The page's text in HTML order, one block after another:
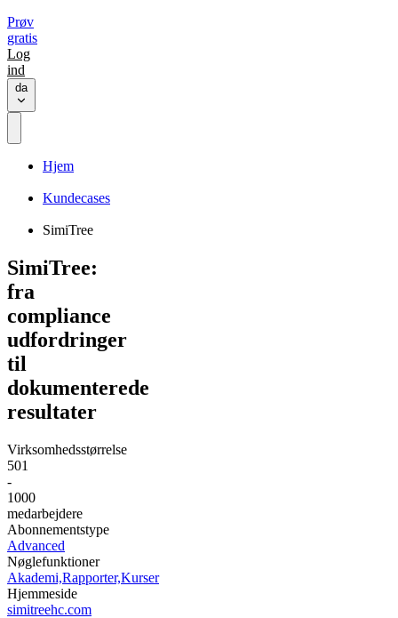
Prøv
gratis
Log
ind
da
Hjem
Kundecases
SimiTree
SimiTree:
fra
compliance
udfordringer
til
dokumenterede
resultater
Virksomhedsstørrelse
501
-
1000
medarbejdere
Abonnementstype
Advanced
Nøglefunktioner
Akademi,Rapporter,Kurser
Hjemmeside
simitreehc.com